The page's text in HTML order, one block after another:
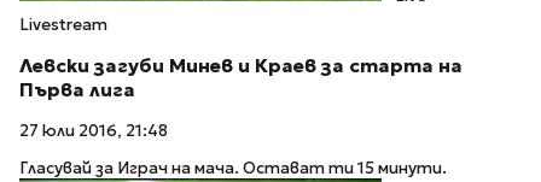
Livestream
Левски загуби Минев и Краев за старта на
Първа лига
27 юли 2016, 21:48
Гласувай за Играч на мача. Остават ти 15 минути.